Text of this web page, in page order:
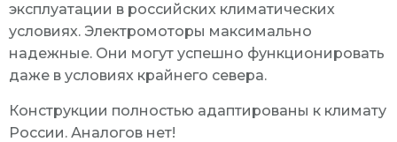
эксплуатации в российских климатических
условиях. Электромоторы максимально
надежные. Они могут успешно функционировать
даже в условиях крайнего севера.
Конструкции полностью адаптированы к климату
России. Аналогов нет!